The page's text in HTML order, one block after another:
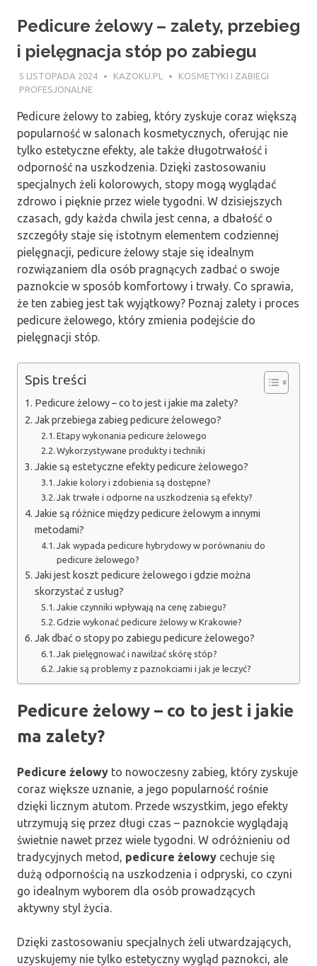
Pedicure żelowy – zalety, przebieg
i pielęgnacja stóp po zabiegu
5 LISTOPADA 2024 KAZOKU.PL
KOSMETYKI I ZABIEGI
PROFESJONALNE
Pedicure żelowy to zabieg, który zyskuje coraz większą
popularność w salonach kosmetycznych, oferując nie
tylko estetyczne efekty, ale także długotrwałość i
odporność na uszkodzenia. Dzięki zastosowaniu
specjalnych żeli kolorowych, stopy mogą wyglądać
zdrowo i pięknie przez wiele tygodni. W dzisiejszych
czasach, gdy każda chwila jest cenna, a dbałość o
szczegóły staje się istotnym elementem codziennej
pielęgnacji, pedicure żelowy staje się idealnym
rozwiązaniem dla osób pragnących zadbać o swoje
paznokcie w sposób komfortowy i trwały. Co sprawia,
że ten zabieg jest tak wyjątkowy? Poznaj zalety i proces
pedicure żelowego, który zmienia podejście do
pielęgnacji stóp.
Spis treści
Pedicure żelowy – co to jest i jakie ma zalety?
Jak przebiega zabieg pedicure żelowego?
Etapy wykonania pedicure żelowego
Wykorzystywane produkty i techniki
Jakie są estetyczne efekty pedicure żelowego?
Jakie kolory i zdobienia są dostępne?
Jak trwałe i odporne na uszkodzenia są efekty?
Jakie są różnice między pedicure żelowym a innymi
metodami?
Jak wypada pedicure hybrydowy w porównaniu do
pedicure żelowego?
Jaki jest koszt pedicure żelowego i gdzie można
skorzystać z usług?
Jakie czynniki wpływają na cenę zabiegu?
Gdzie wykonać pedicure żelowy w Krakowie?
Jak dbać o stopy po zabiegu pedicure żelowego?
Jak pielęgnować i nawilżać skórę stóp?
Jakie są problemy z paznokciami i jak je leczyć?
Pedicure żelowy – co to jest i jakie
ma zalety?
Pedicure żelowy to nowoczesny zabieg, który zyskuje
coraz większe uznanie, a jego popularność rośnie
dzięki licznym atutom. Przede wszystkim, jego efekty
utrzymują się przez długi czas – paznokcie wyglądają
świetnie nawet przez wiele tygodni. W odróżnieniu od
tradycyjnych metod, pedicure żelowy cechuje się
dużą odpornością na uszkodzenia i odpryski, co czyni
go idealnym wyborem dla osób prowadzących
aktywny styl życia.
Dzięki zastosowaniu specjalnych żeli utwardzających,
uzyskujemy nie tylko estetyczny wygląd paznokci, ale